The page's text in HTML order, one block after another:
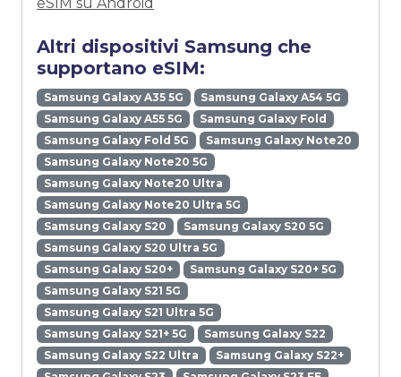
Altri dispositivi Samsung che
supportano eSIM:
Samsung Galaxy A35 5G
Samsung Galaxy A54 5G
Samsung Galaxy A55 5G
Samsung Galaxy Fold
Samsung Galaxy Fold 5G
Samsung Galaxy Note20
Samsung Galaxy Note20 5G
Samsung Galaxy Note20 Ultra
Samsung Galaxy Note20 Ultra 5G
Samsung Galaxy S20
Samsung Galaxy S20 5G
Samsung Galaxy S20 Ultra 5G
Samsung Galaxy S20+
Samsung Galaxy S20+ 5G
Samsung Galaxy S21 5G
Samsung Galaxy S21 Ultra 5G
Samsung Galaxy S21+ 5G
Samsung Galaxy S22
Samsung Galaxy S22 Ultra
Samsung Galaxy S22+